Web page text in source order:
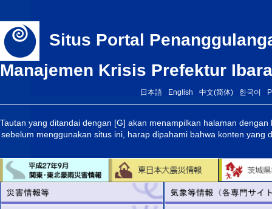
Situs Portal
Manajemen Krisis Prefektur
日本語 English 中文(简体) 한국어
Tautan yang ditandai dengan [G] akan menampilkan halaman
sebelum menggunakan situs ini, harap dipahami bahwa konten